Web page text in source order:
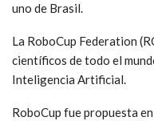
uno de Brasil.
La RoboCup Federation
científicos de todo el
Inteligencia Artificial.
RoboCup fue propuesta